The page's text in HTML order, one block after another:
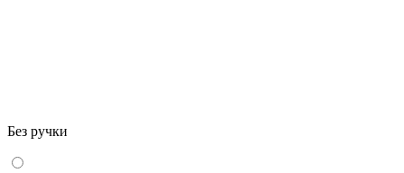
Без ручки